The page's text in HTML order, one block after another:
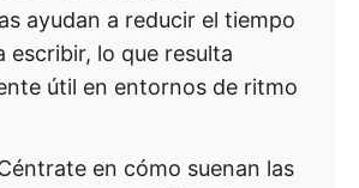
ayudan a reducir el tiempo
escribir, lo que resulta
útil en entornos de ritmo
en cómo suenan las